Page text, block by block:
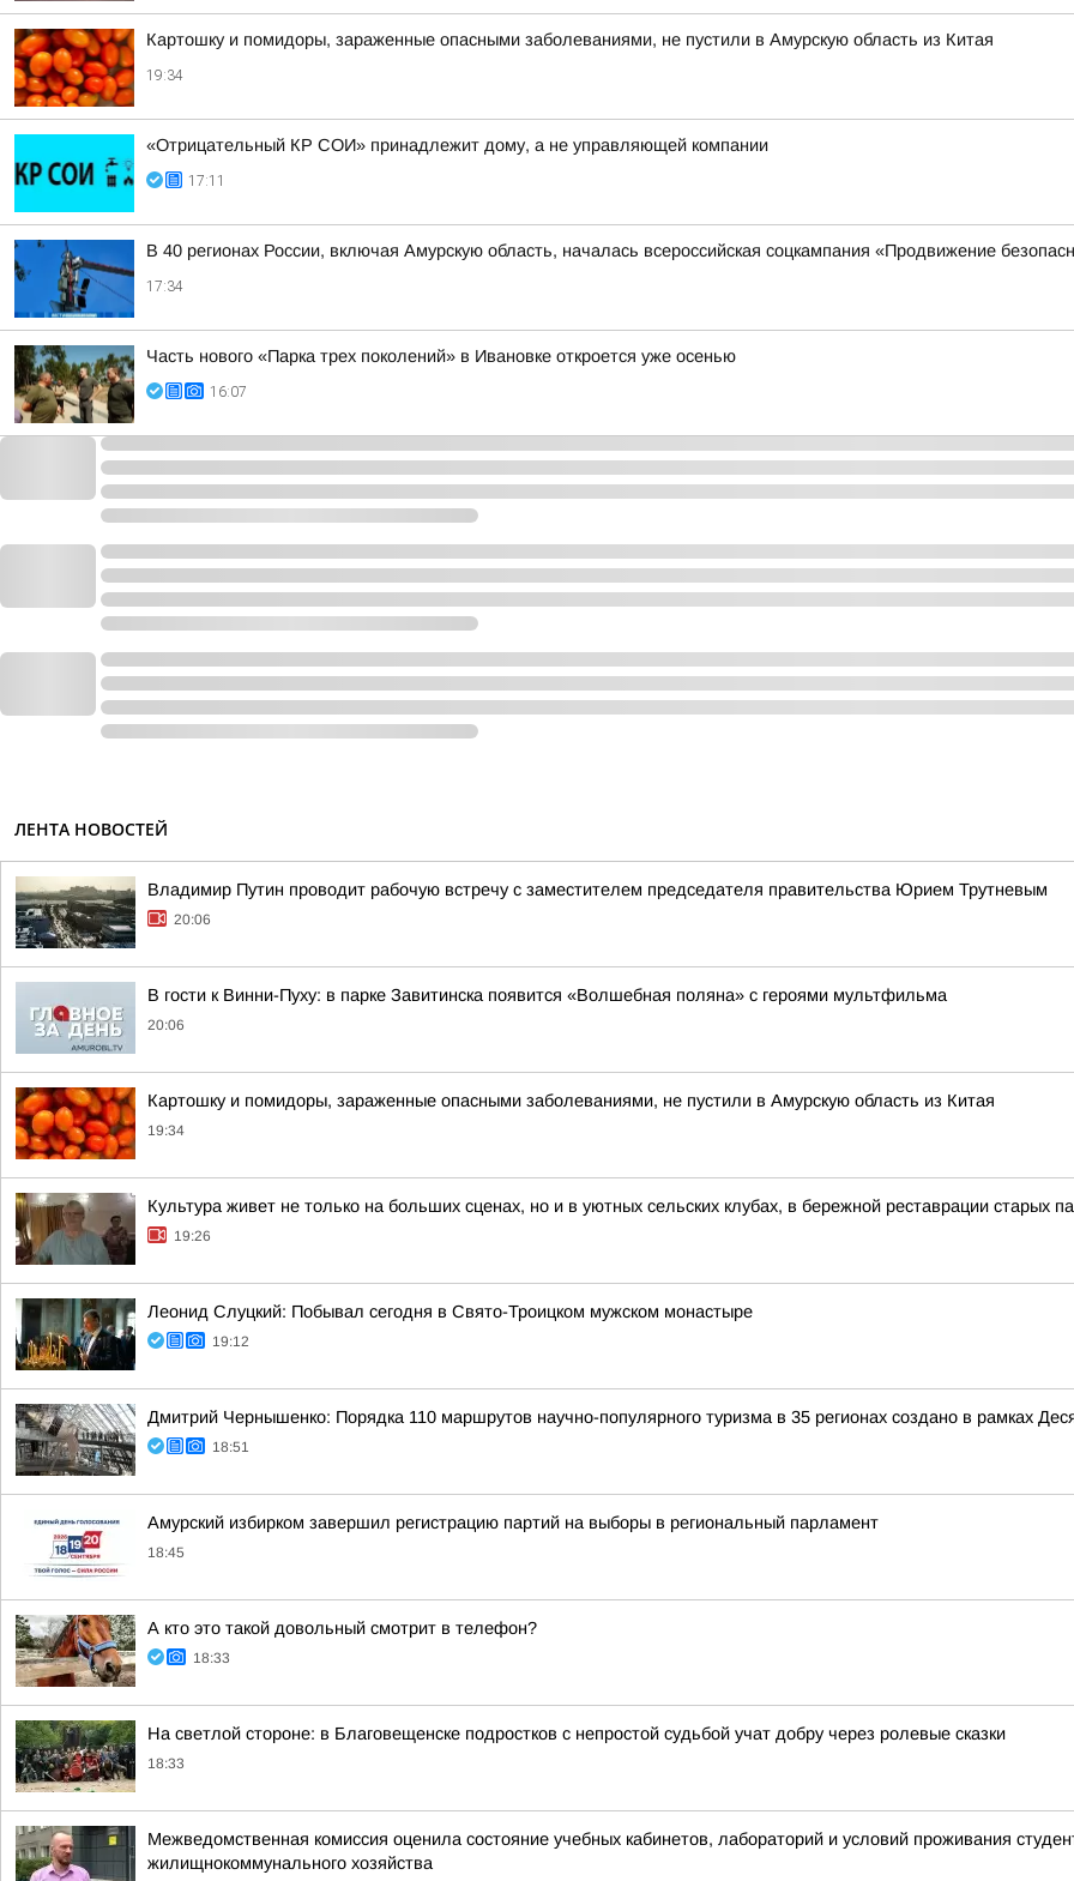
Картошку и помидоры, зараженные опасными заболеваниями, не пустили в Амурскую область из Китая
19:34
«Отрицательный КР СОИ» принадлежит дому, а не управляющей компании
17:11
В 40 регионах России, включая Амурскую область, началась всероссийская соцкампания «Продвижение
17:34
Часть нового «Парка трех поколений» в Ивановке откроется уже осенью
16:07
ЛЕНТА НОВОСТЕЙ
Владимир Путин проводит рабочую встречу с заместителем председателя правительства Юрием Трутневым
20:06
В гости к Винни-Пуху: в парке Завитинска появится «Волшебная поляна» с героями мультфильма
20:06
Картошку и помидоры, зараженные опасными заболеваниями, не пустили в Амурскую область из Китая
19:34
Культура живет не только на больших сценах, но и в уютных сельских клубах, в бережной реставрации старых
19:26
Леонид Слуцкий: Побывал сегодня в Свято-Троицком мужском монастыре
19:12
Дмитрий Чернышенко: Порядка 110 маршрутов научно-популярного туризма в 35 регионах создано в рамках
18:51
Амурский избирком завершил регистрацию партий на выборы в региональный парламент
18:45
А кто это такой довольный смотрит в телефон?
18:33
На светлой стороне: в Благовещенске подростков с непростой судьбой учат добру через ролевые сказки
18:33
Межведомственная комиссия оценила состояние учебных кабинетов, лабораторий и условий проживания
жилищнокоммунального хозяйства